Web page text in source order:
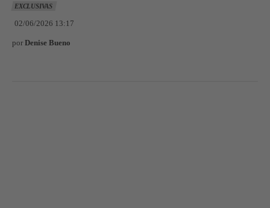
EXCLUSIVAS
02/06/2026 13:17
por Denise Bueno